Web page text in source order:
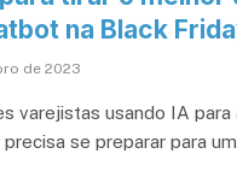
na Black
de 2023
varejistas usando IA para
se preparar para